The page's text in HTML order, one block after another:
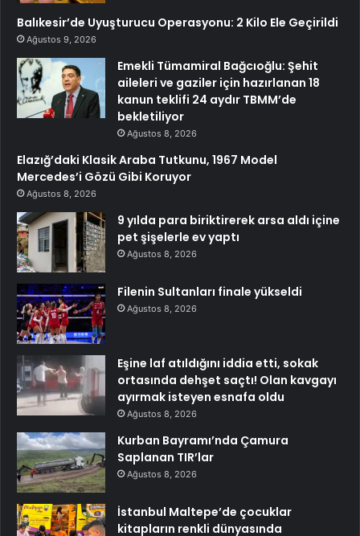
Balıkesir’de Uyuşturucu Operasyonu: 2 Kilo Ele Geçirildi
Ağustos 9, 2026
Emekli Tümamiral Bağcıoğlu: Şehit
aileleri ve gaziler için hazırlanan 18
kanun teklifi 24 aydır TBMM’de
bekletiliyor
Ağustos 8, 2026
Elazığ’daki Klasik Araba Tutkunu, 1967 Model
Mercedes’i Gözü Gibi Koruyor
Ağustos 8, 2026
9 yılda para biriktirerek arsa aldı içine
pet şişelerle ev yaptı
Ağustos 8, 2026
Filenin Sultanları finale yükseldi
Ağustos 8, 2026
Eşine laf atıldığını iddia etti, sokak
ortasında dehşet saçtı! Olan kavgayı
ayırmak isteyen esnafa oldu
Ağustos 8, 2026
Kurban Bayramı’nda Çamura
Saplanan TIR’lar
Ağustos 8, 2026
İstanbul Maltepe’de çocuklar
kitapların renkli dünyasında